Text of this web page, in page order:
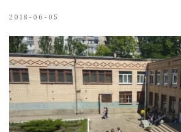
2018-06-05